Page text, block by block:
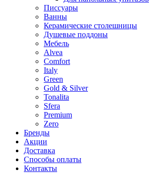
Писсуары
Ванны
Керамические столешницы
Душевые поддоны
Мебель
Alvea
Comfort
Italy
Green
Gold & Silver
Tonalita
Sfera
Premium
Zero
Бренды
Акции
Доставка
Способы оплаты
Контакты